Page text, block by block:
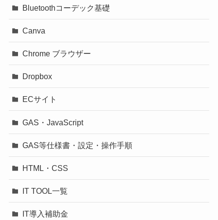
Bluetoothコーデック基礎
Canva
Chrome ブラウザー
Dropbox
ECサイト
GAS・JavaScript
GAS等仕様書・設定・操作手順
HTML・CSS
IT TOOL一覧
IT導入補助金